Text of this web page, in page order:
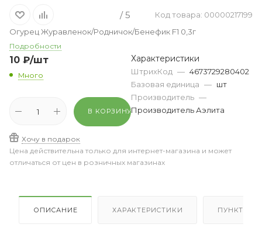
/ 5
Код товара: 00000217199
Огурец Журавленок/Родничок/Бенефик F1 0,3г
Подробности
10 ₽/шт
Много
В КОРЗИНУ
Хочу в подарок
Характеристики
ШтрихКод — 4673729280402
Базовая единица — шт
Производитель —
Производитель Аэлита
Цена действительна только для интернет-магазина и может
отличаться от цен в розничных магазинах
ОПИСАНИЕ ХАРАКТЕРИСТИКИ ПУНКТЫ